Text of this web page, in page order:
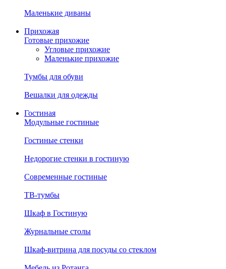
Маленькие диваны
Прихожая
Готовые прихожие
Угловые прихожие
Маленькие прихожие
Тумбы для обуви
Вешалки для одежды
Гостиная
Модульные гостиные
Гостиные стенки
Недорогие стенки в гостиную
Современные гостиные
ТВ-тумбы
Шкаф в Гостиную
Журнальные столы
Шкаф-витрина для посуды со стеклом